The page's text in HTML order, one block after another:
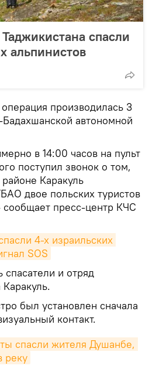
спасли
альпинистов
производилась 3
Бадахшанской автономной
в 14:00 часов на пульт
поступил звонок о том,
Каракуль
двое польских туристов
сообщает пресс-центр КЧС
4-х израильских
SOS
и отряд
был установлен сначала
контакт.
спасли жителя Душанбе,
реку